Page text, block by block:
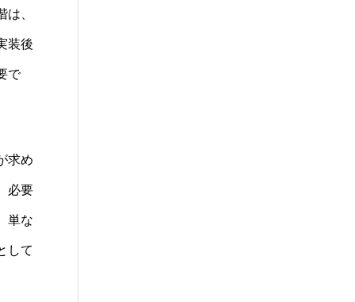
、
装後
で
求め
必要
単な
して